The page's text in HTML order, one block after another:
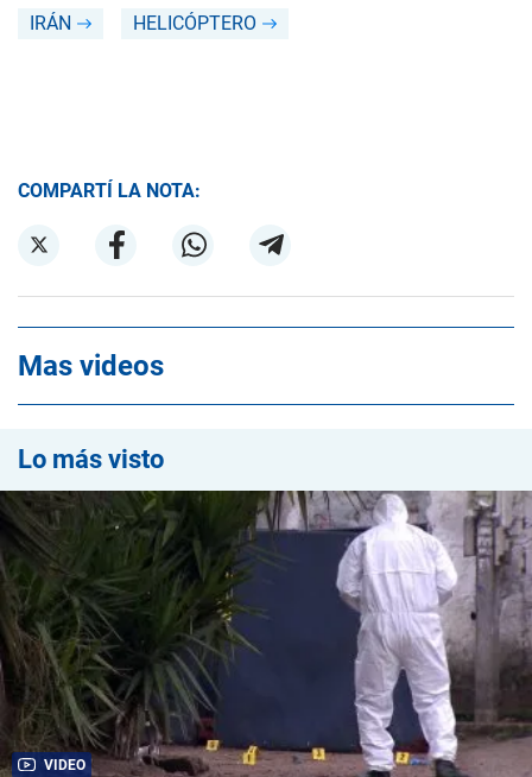
IRÁN HELICÓPTERO
COMPARTÍ LA NOTA:
Mas videos
Lo más visto
VIDEO